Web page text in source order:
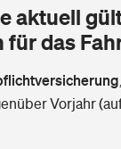
Jetzt Versicherer
aktuell
für das
Vorjahr